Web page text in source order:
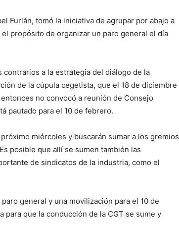
Furlán, tomó la iniciativa de agrupar por abajo a
propósito de organizar un paro general el día
a la estrategia del diálogo de la
de la cúpula cegetista, que el 18 de diciembre
no convocó a reunión de Consejo
pautado para el 10 de febrero.
miércoles y buscarán sumar a los gremios
posible que allí se sumen también las
de sindicatos de la industria, como el
general y una movilización para el 10 de
que la conducción de la CGT se sume y